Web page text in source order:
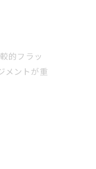
的フラッ
メントが重